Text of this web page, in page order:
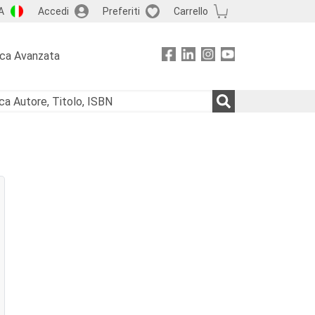
Accedi Preferiti Carrello
Avanzata